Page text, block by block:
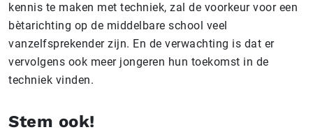
kennis te maken met techniek, zal de voorkeur voor een
bètarichting op de middelbare school veel
vanzelfsprekender zijn. En de verwachting is dat er
vervolgens ook meer jongeren hun toekomst in de
techniek vinden.
Stem ook!